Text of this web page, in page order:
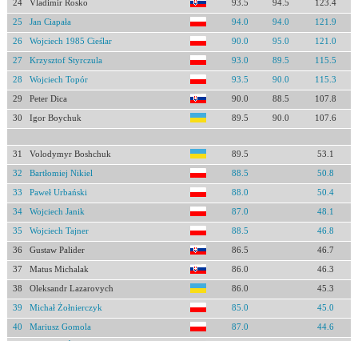
24 Vladimir Rosko 93.5 94.5 123.4
25 Jan Ciapała 94.0 94.0 121.9
26 Wojciech 1985 Cieślar 90.0 95.0 121.0
27 Krzysztof Styrczula 93.0 89.5 115.5
28 Wojciech Topór 93.5 90.0 115.3
29 Peter Dica 90.0 88.5 107.8
30 Igor Boychuk 89.5 90.0 107.6
31 Volodymyr Boshchuk 89.5 53.1
32 Bartłomiej Nikiel 88.5 50.8
33 Paweł Urbański 88.0 50.4
34 Wojciech Janik 87.0 48.1
35 Wojciech Tajner 88.5 46.8
36 Gustaw Palider 86.5 46.7
37 Matus Michalak 86.0 46.3
38 Oleksandr Lazarovych 86.0 45.3
39 Michał Żołnierczyk 85.0 45.0
40 Mariusz Gomola 87.0 44.6